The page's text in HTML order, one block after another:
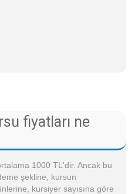
fiyatları ne
1000 TL'dir. Ancak bu
şekline, kursun
kursiyer sayısına göre